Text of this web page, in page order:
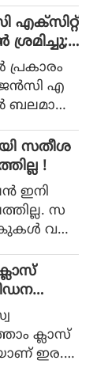
പ്രഖ്യാപന
എക്‌സിറ്റ്
എ
ബലമായി
സതീശ
!
ഇനി
സ
വഴി
നിർ
ക്ഷേമ
ഏ
ക്ലാസ്
ഇര.